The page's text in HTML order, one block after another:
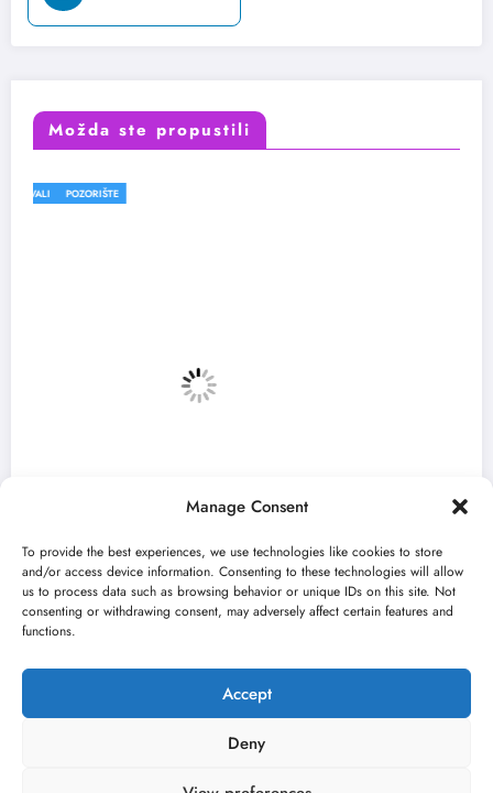
Manage Consent
To provide the best experiences, we use technologies like cookies to store
and/or access device information. Consenting to these technologies will allow
us to process data such as browsing behavior or unique IDs on this site. Not
consenting or withdrawing consent, may adversely affect certain features and
functions.
Accept
Deny
Možda ste propustili
FESTIVALI
„Najveći mali festival u Vojvodini“ i ovog
Kulturni kišobran